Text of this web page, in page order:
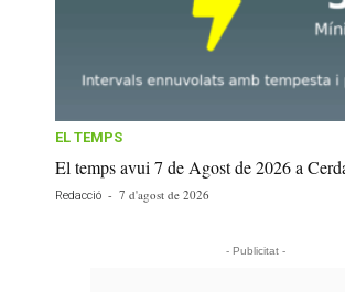
EL TEMPS
El temps avui 7 de Agost de 2026 a
Redacció - 7 d'agost de 2026
- Publicitat -